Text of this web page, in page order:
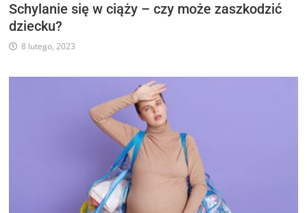
Schylanie się w ciąży – czy może zaszkodzić
dziecku?
8 lutego, 2023